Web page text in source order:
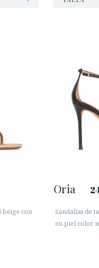
beige con
Oria
Sandalias de
en piel color